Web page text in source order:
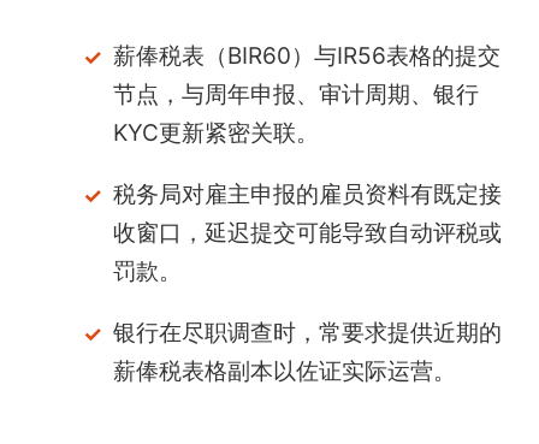
薪俸税表（BIR60）与IR56表格的提交
节点，与周年申报、审计周期、银行
KYC更新紧密关联。
税务局对雇主申报的雇员资料有既定接
收窗口，延迟提交可能导致自动评税或
罚款。
银行在尽职调查时，常要求提供近期的
薪俸税表格副本以佐证实际运营。